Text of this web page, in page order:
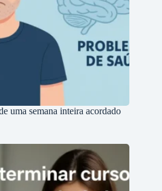
uma semana inteira acordado